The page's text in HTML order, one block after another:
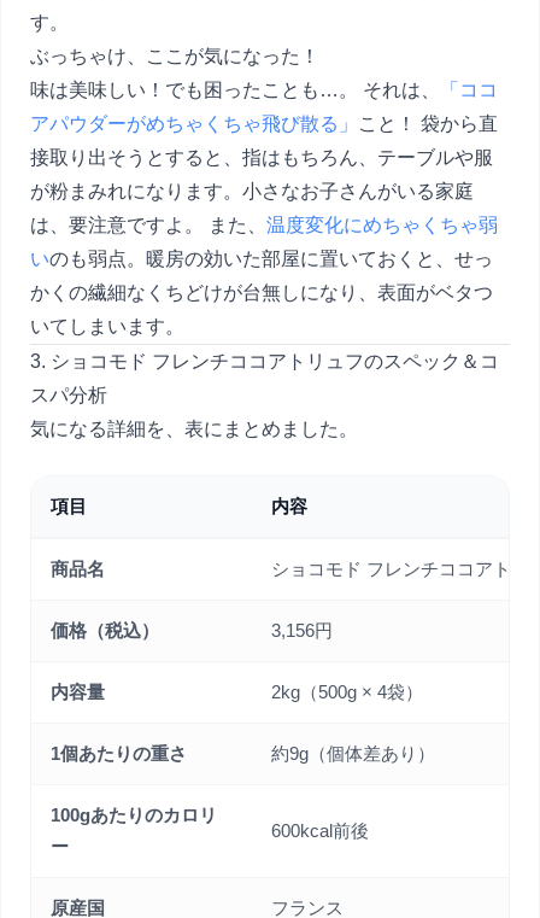
す。
ぶっちゃけ、ここが気になった！
味は美味しい！でも困ったことも…。 それは、
「ココ
アパウダーがめちゃくちゃ飛び散る」
こと！ 袋から直
接取り出そうとすると、指はもちろん、テーブルや服
が粉まみれになります。小さなお子さんがいる家庭
は、要注意ですよ。 また、 温度変化にめちゃくちゃ弱
いのも弱点。暖房の効いた部屋に置いておくと、せっ
かくの繊細なくちどけが台無しになり、表面がベタつ
いてしまいます。
3. ショコモド フレンチココアトリュフのスペック＆コ
スパ分析
気になる詳細を、表にまとめました。
項目 内容
商品名 ショコモド フレンチココアトリ
価格（税込） 3,156円
内容量 2kg（500g × 4袋）
1個あたりの重さ 約9g（個体差あり）
100gあたりのカロリ
ー
600kcal前後
原産国 フランス